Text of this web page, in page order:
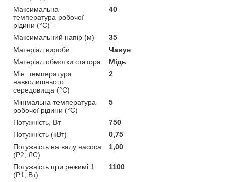
Максимальна
температура робочої
рідини (°C)
40
Максимальний напір (м)
35
Матеріал вироби
Чавун
Матеріал обмотки статора
Мідь
Мін. температура
навколишнього
середовища (°C)
2
Мінімальна температура
робочої рідини (°C)
5
Потужність, Вт
750
Потужність (кВт)
0,75
Потужність на валу насоса
(P2, ЛС)
1,00
Потужність при режимі 1
(P1, Вт)
1100